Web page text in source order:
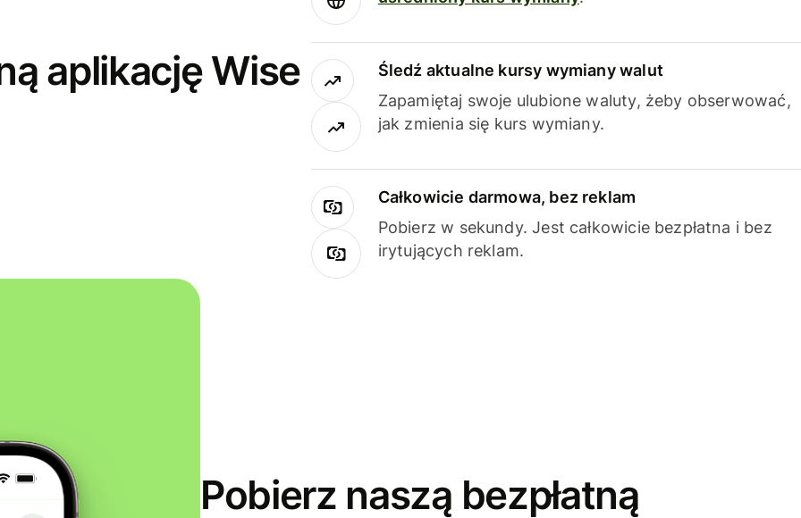
aplikację Wise
Śledź aktualne kursy wymiany walut
Zapamiętaj swoje ulubione waluty, żeby obserwować,
jak zmienia się kurs wymiany.
Całkowicie darmowa, bez reklam
Pobierz w sekundy. Jest całkowicie bezpłatna i bez
irytujących reklam.
Pobierz naszą bezpłatną